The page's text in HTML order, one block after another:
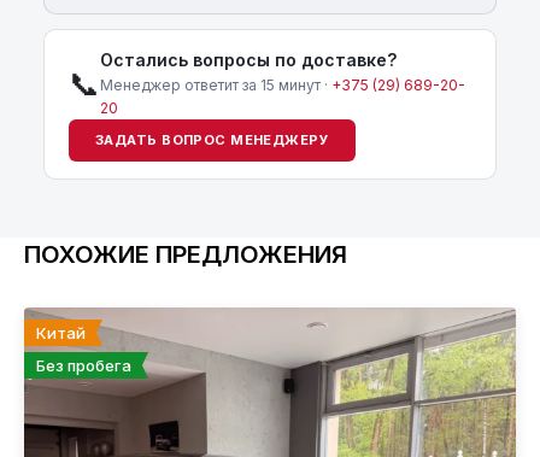
📞
Остались вопросы по доставке?
Менеджер ответит за 15 минут · +375 (29) 689-20-
20
ЗАДАТЬ ВОПРОС МЕНЕДЖЕРУ
ПОХОЖИЕ ПРЕДЛОЖЕНИЯ
Китай
Без пробега